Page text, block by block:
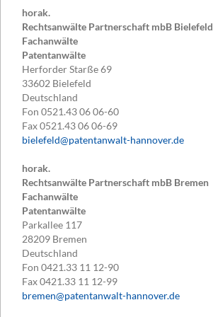
horak.
Rechtsanwälte Partnerschaft mbB Bielefeld
Fachanwälte
Patentanwälte
Herforder Starße 69
33602 Bielefeld
Deutschland
Fon 0521.43 06 06-60
Fax0521.43 06 06-69
bielefeld@patentanwalt-hannover.de
horak.
Rechtsanwälte Partnerschaft mbB Bremen
Fachanwälte
Patentanwälte
Parkallee 117
28209 Bremen
Deutschland
Fon 0421.33 11 12-90
Fax0421.33 11 12-99
bremen@patentanwalt-hannover.de